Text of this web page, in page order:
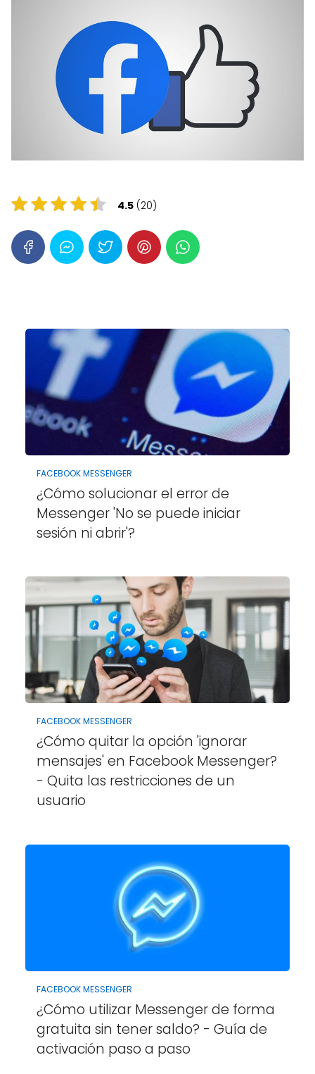
4.5 (20)
FACEBOOK MESSENGER
¿Cómo solucionar el error de
Messenger 'No se puede iniciar
sesión ni abrir'?
FACEBOOK MESSENGER
¿Cómo quitar la opción 'ignorar
mensajes' en Facebook Messenger?
- Quita las restricciones de un
usuario
FACEBOOK MESSENGER
¿Cómo utilizar Messenger de forma
gratuita sin tener saldo? - Guía de
activación paso a paso